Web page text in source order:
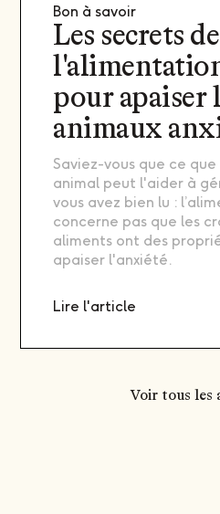
Bon à savoir
Les secrets de
pour apaiser
animaux
Saviez-vous que ce
animal peut l'aider à
vous avez bien lu :
concerne pas que les
aliments ont des
apaiser l'anxiété.
Lire l'article
Voir tous les